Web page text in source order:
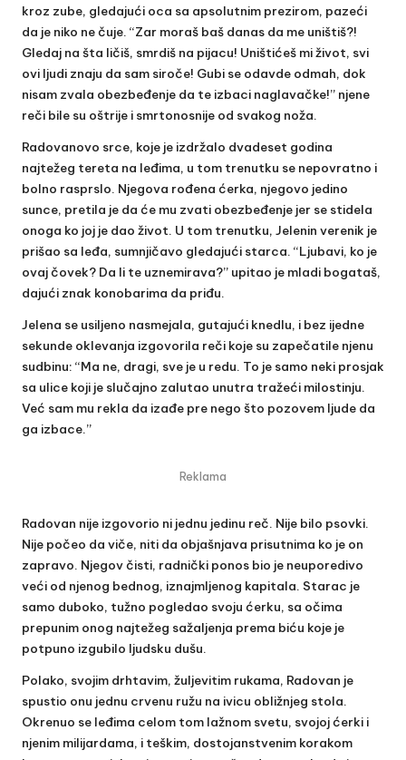
kroz zube, gledajući oca sa apsolutnim prezirom, pazeći
da je niko ne čuje. “Zar moraš baš danas da me uništiš?!
Gledaj na šta ličiš, smrdiš na pijacu! Uništićeš mi život, svi
ovi ljudi znaju da sam siroče! Gubi se odavde odmah, dok
nisam zvala obezbeđenje da te izbaci naglavačke!” njene
reči bile su oštrije i smrtonosnije od svakog noža.
Radovanovo srce, koje je izdržalo dvadeset godina
najtežeg tereta na leđima, u tom trenutku se nepovratno i
bolno rasprslo. Njegova rođena ćerka, njegovo jedino
sunce, pretila je da će mu zvati obezbeđenje jer se stidela
onoga ko joj je dao život. U tom trenutku, Jelenin verenik je
prišao sa leđa, sumnjičavo gledajući starca. “Ljubavi, ko je
ovaj čovek? Da li te uznemirava?” upitao je mladi bogataš,
dajući znak konobarima da priđu.
Jelena se usiljeno nasmejala, gutajući knedlu, i bez ijedne
sekunde oklevanja izgovorila reči koje su zapečatile njenu
sudbinu: “Ma ne, dragi, sve je u redu. To je samo neki prosjak
sa ulice koji je slučajno zalutao unutra tražeći milostinju.
Već sam mu rekla da izađe pre nego što pozovem ljude da
ga izbace.”
Reklama
Radovan nije izgovorio ni jednu jedinu reč. Nije bilo psovki.
Nije počeo da viče, niti da objašnjava prisutnima ko je on
zapravo. Njegov čisti, radnički ponos bio je neuporedivo
veći od njenog bednog, iznajmljenog kapitala. Starac je
samo duboko, tužno pogledao svoju ćerku, sa očima
prepunim onog najtežeg sažaljenja prema biću koje je
potpuno izgubilo ljudsku dušu.
Polako, svojim drhtavim, žuljevitim rukama, Radovan je
spustio onu jednu crvenu ružu na ivicu obližnjeg stola.
Okrenuo se leđima celom tom lažnom svetu, svojoj ćerki i
njenim milijardama, i teškim, dostojanstvenim korakom